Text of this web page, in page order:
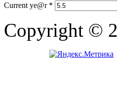
Current ye@r *
Copyright ©